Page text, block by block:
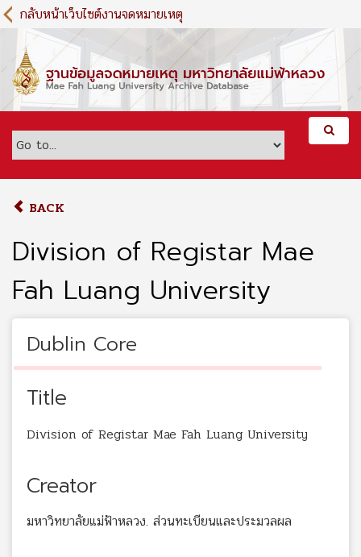
S
k
m
c
กลับหน้าเว็บไซต์งานจดหมายเหตุ
BACK
Division of Registar Mae
Fah Luang University
Dublin Core
Title
Division of Registar Mae Fah Luang University
Creator
มหาวิทยาลัยแม่ฟ้าหลวง. ส่วนทะเบียนและประมวลผล